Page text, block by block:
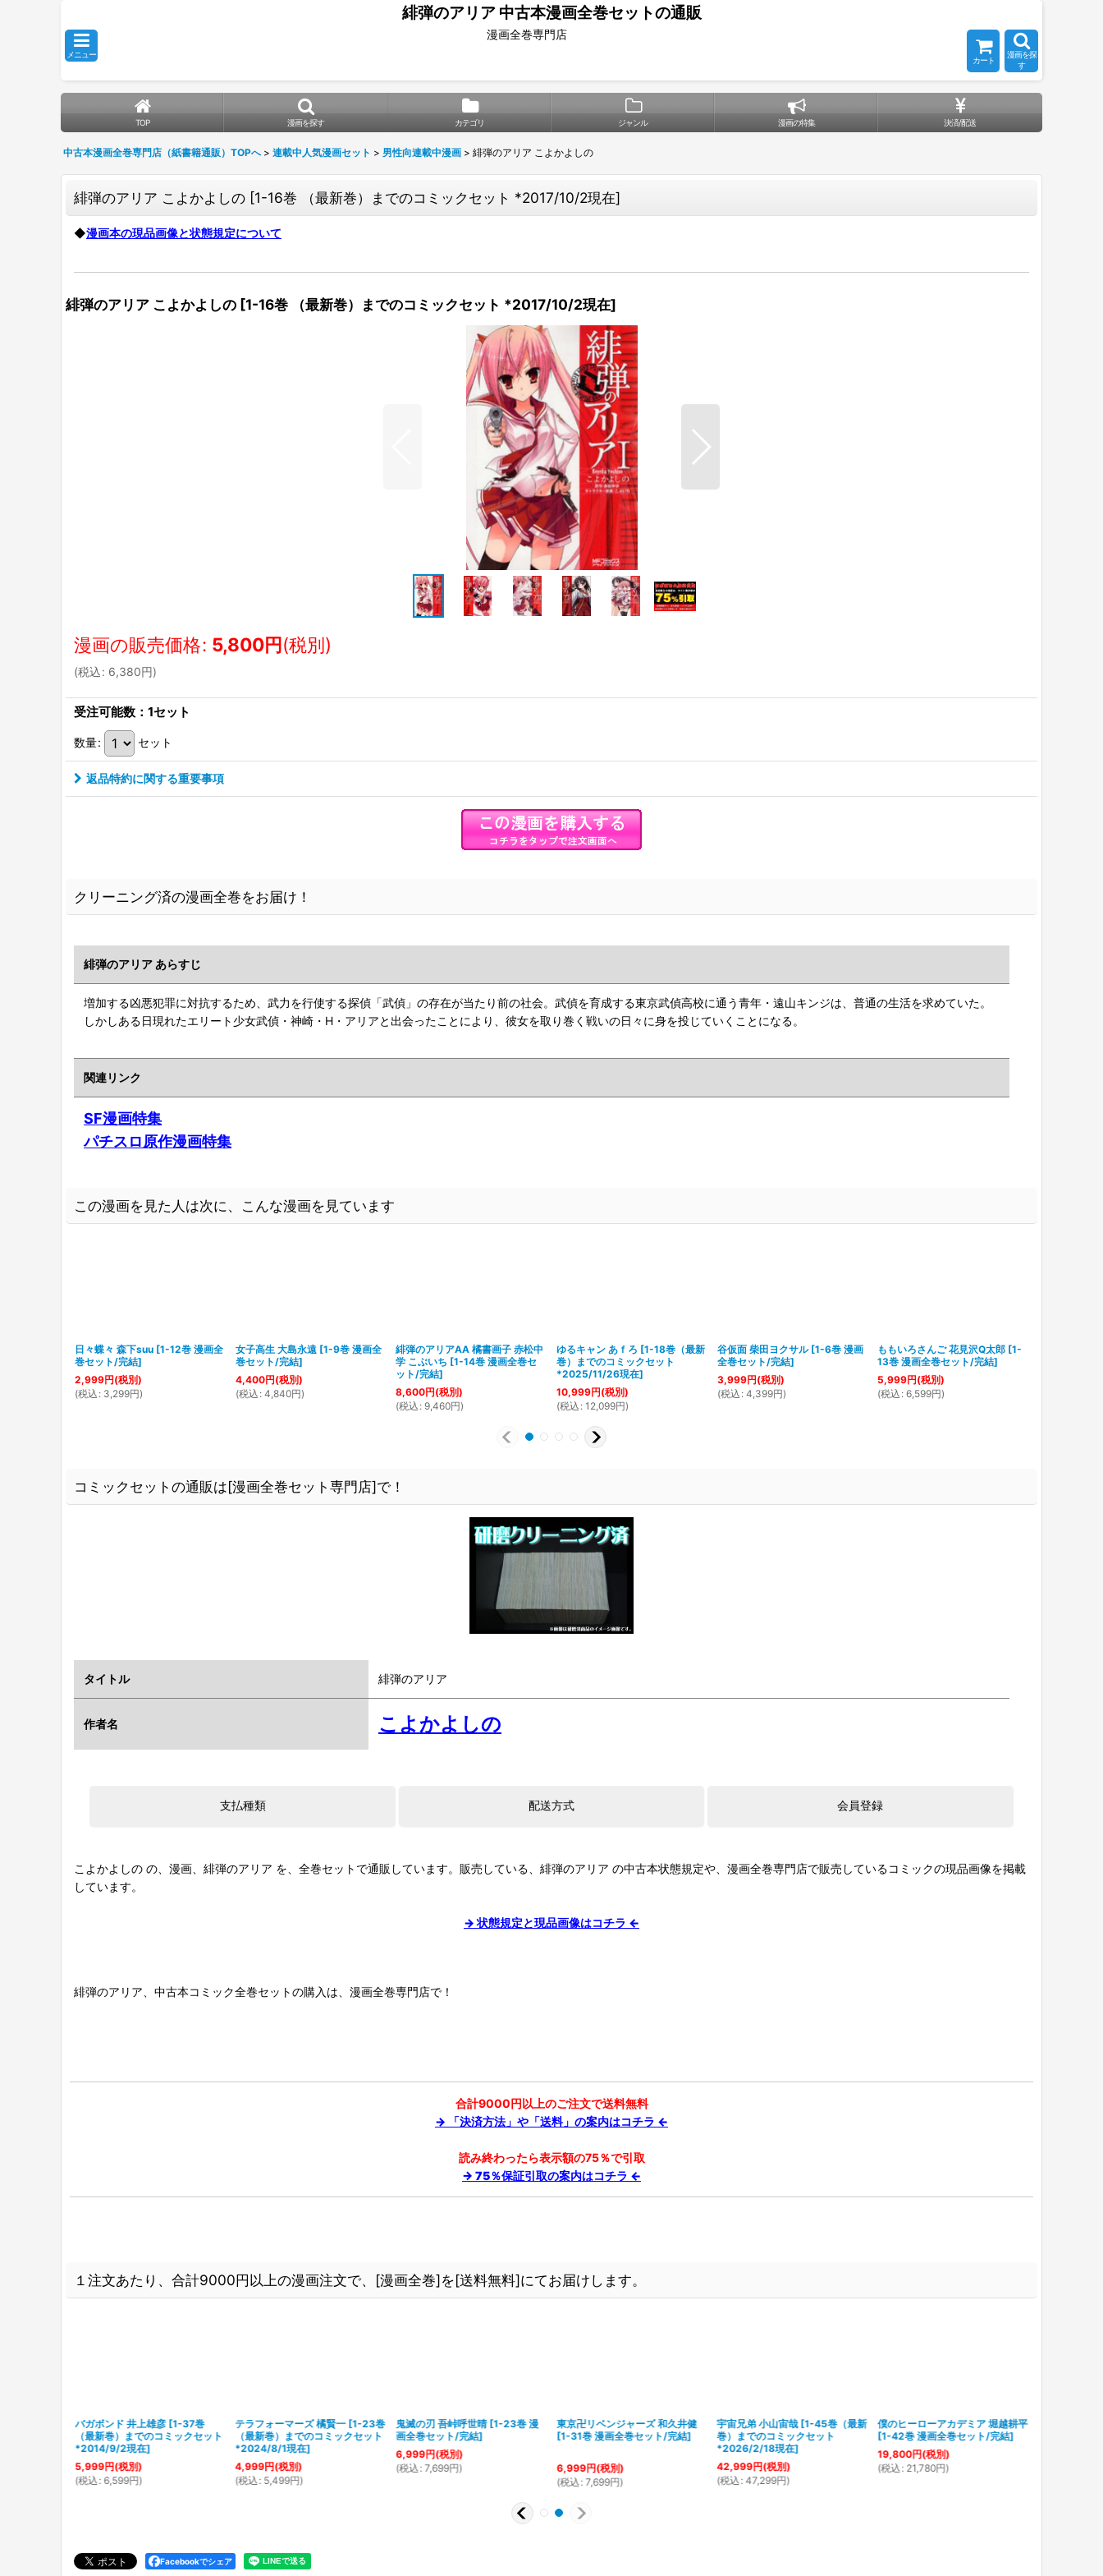
緋弾のアリア 中古本漫画全巻セットの通販
メニュー
漫画全巻専門店
カート
漫画を探
す
TOP 漫画を探す カテゴリ ジャンル 漫画の特集 決済/配送
中古本漫画全巻専門店（紙書籍通販）TOPへ > 連載中人気漫画セット > 男性向連載中漫画 > 緋弾のアリア こよかよしの
緋弾のアリア こよかよしの [1-16巻 （最新巻）までのコミックセット *2017/10/2現在]
◆漫画本の現品画像と状態規定について
緋弾のアリア こよかよしの [1-16巻 （最新巻）までのコミックセット *2017/10/2現在]
漫画の販売価格: 5,800円(税別)
(税込: 6,380円)
受注可能数：1セット
数量: セット
返品特約に関する重要事項
クリーニング済の漫画全巻をお届け！
緋弾のアリア あらすじ
増加する凶悪犯罪に対抗するため、武力を行使する探偵「武偵」の存在が当たり前の社会。武偵を育成する東京武偵高校に通う青年・遠山キンジは、普通の生活を求めていた。
しかしある日現れたエリート少女武偵・神崎・H・アリアと出会ったことにより、彼女を取り巻く戦いの日々に身を投じていくことになる。
関連リンク
SF漫画特集
パチスロ原作漫画特集
この漫画を見た人は次に、こんな漫画を見ています
日々蝶々 森下suu [1-12巻 漫画全
巻セット/完結]
2,999円(税別)
(税込 : 3,299円)
女子高生 大島永遠 [1-9巻 漫画全
巻セット/完結]
4,400円(税別)
(税込 : 4,840円)
緋弾のアリアAA 橘書画子 赤松中
学 こぶいち [1-14巻 漫画全巻セ
ット/完結]
8,600円(税別)
(税込 : 9,460円)
ゆるキャン あｆろ [1-18巻（最新
巻）までのコミックセット
*2025/11/26現在]
10,999円(税別)
(税込 : 12,099円)
谷仮面 柴田ヨクサル [1-6巻 漫画
全巻セット/完結]
3,999円(税別)
(税込 : 4,399円)
ももいろさんご 花見沢Q太郎 [1-
13巻 漫画全巻セット/完結]
5,999円(税別)
(税込 : 6,599円)
コミックセットの通販は[漫画全巻セット専門店]で！
タイトル 緋弾のアリア
作者名 こよかよしの
こよかよしの の、漫画、緋弾のアリア を、全巻セットで通販しています。販売している、緋弾のアリア の中古本状態規定や、漫画全巻専門店で販売しているコミックの現品画像を掲載
しています。
→ 状態規定と現品画像はコチラ ←
緋弾のアリア、中古本コミック全巻セットの購入は、漫画全巻専門店で！
合計9000円以上のご注文で送料無料
→ 「決済方法」や「送料」の案内はコチラ ←
読み終わったら表示額の75％で引取
→ 75％保証引取の案内はコチラ ←
１注文あたり、合計9000円以上の漫画注文で、[漫画全巻]を[送料無料]にてお届けします。
バガボンド 井上雄彦 [1-37巻
（最新巻）までのコミックセット
*2014/9/2現在]
5,999円(税別)
(税込: 6,599円)
テラフォーマーズ 橘賢一 [1-23巻
（最新巻）までのコミックセット
*2024/8/1現在]
4,999円(税別)
(税込: 5,499円)
鬼滅の刃 吾峠呼世晴 [1-23巻 漫
画全巻セット/完結]
6,999円(税別)
(税込: 7,699円)
東京卍リベンジャーズ 和久井健
[1-31巻 漫画全巻セット/完結]
6,999円(税別)
(税込: 7,699円)
宇宙兄弟 小山宙哉 [1-45巻（最新
巻）までのコミックセット
*2026/2/18現在]
42,999円(税別)
(税込: 47,299円)
僕のヒーローアカデミア 堀越耕平
[1-42巻 漫画全巻セット/完結]
19,800円(税別)
(税込: 21,780円)
Facebookでシェア